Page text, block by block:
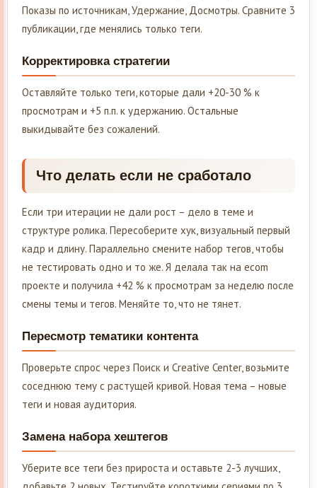
Показы по источникам, Удержание, Досмотры. Сравните 3
публикации, где менялись только теги.
Корректировка стратегии
Оставляйте только теги, которые дали +20-30 % к
просмотрам и +5 п.п. к удержанию. Остальные
выкидывайте без сожалений.
Что делать если не сработало
Если три итерации не дали рост – дело в теме и
структуре ролика. Пересоберите хук, визуальный первый
кадр и длину. Параллельно смените набор тегов, чтобы
не тестировать одно и то же. Я делала так на ecom
проекте и получила +42 % к просмотрам за неделю после
смены темы и тегов. Меняйте то, что не тянет.
Пересмотр тематики контента
Проверьте спрос через Поиск и Creative Center, возьмите
соседнюю тему с растущей кривой. Новая тема – новые
теги и новая аудитория.
Замена набора хештегов
Уберите все теги без прироста и оставьте 2-3 лучших,